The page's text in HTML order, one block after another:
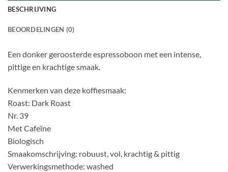
BESCHRIJVING
BEOORDELINGEN (0)
Een donker geroosterde espressoboon met een intense,
pittige en krachtige smaak.
Kenmerken van deze koffiesmaak:
Roast: Dark Roast
Nr. 39
Met Cafeïne
Biologisch
Smaakomschrijving: robuust, vol, krachtig & pittig
Verwerkingsmethode: washed